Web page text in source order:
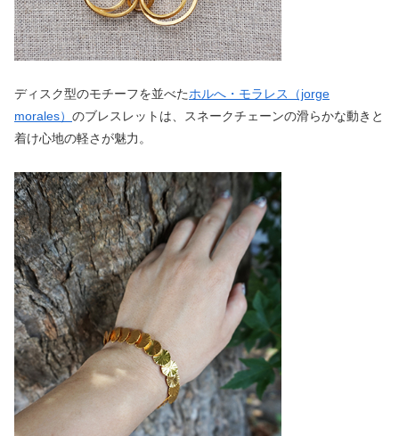
ディスク型のモチーフを並べたホルへ・モラレス（jorge
morales） のブレスレットは、スネークチェーンの滑らかな動きと
着け心地の軽さが魅力。